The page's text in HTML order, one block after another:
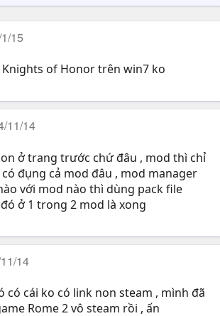
15
of Honor trên win7 ko
11/14
ở trang trước chứ đâu , mod thì chỉ
đụng cả mod đâu , mod manager
với mod nào thì dùng pack file
ở 1 trong 2 mod là xong
14
có cái ko có link non steam , mình đã
Rome 2 vô steam rồi , ấn